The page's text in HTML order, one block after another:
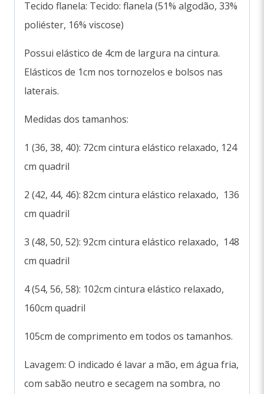
Tecido flanela: Tecido: flanela (51% algodão, 33%
poliéster, 16% viscose)
Possui elástico de 4cm de largura na cintura.
Elásticos de 1cm nos tornozelos e bolsos nas
laterais.
Medidas dos tamanhos:
1 (36, 38, 40): 72cm cintura elástico relaxado, 124
cm quadril
2 (42, 44, 46): 82cm cintura elástico relaxado, 136
cm quadril
3 (48, 50, 52): 92cm cintura elástico relaxado, 148
cm quadril
4 (54, 56, 58): 102cm cintura elástico relaxado,
160cm quadril
105cm de comprimento em todos os tamanhos.
Lavagem: O indicado é lavar a mão, em água fria,
com sabão neutro e secagem na sombra, no